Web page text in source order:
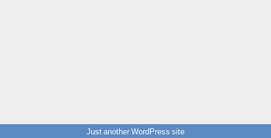
Just another WordPress site